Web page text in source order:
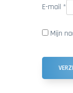
E-mail *
Mijn